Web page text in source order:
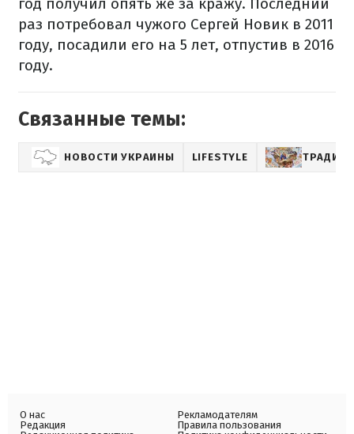
раз потребовал чужого Сергей Новик в 2011
году, посадили его на 5 лет, отпустив в 2016
году.
Связанные темы:
НОВОСТИ УКРАИНЫ LIFESTYLE
О нас
Редакция
Рекламодателям
Правила пользования